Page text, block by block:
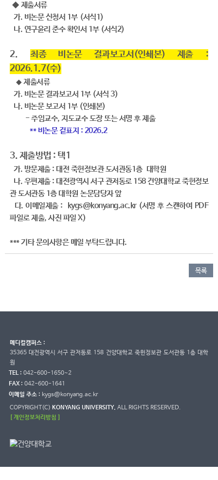
◆ 제출서류
가. 비논문 신청서 1부 (서식1)
나. 연구윤리 준수 확인서 1부 (서식2)
2. 최종 비논문 결과보고서(인쇄본) 제출 :
2026.1.7(수)
◆ 제출서류
가. 비논문 결과보고서 1부 (서식 3)
나. 비논문 보고서 1부 (인쇄본)
- 주임교수, 지도교수 도장 또는 서명 후 제출
** 비논문 겉표지 : 2026.2
3. 제출방법 : 택1
가. 방문제출 : 대전 죽헌정보관 도서관동1층 대학원
나. 우편제출 : 대전광역시 서구 관저동로 158 건양대학교 죽헌정보
관 도서관동 1층 대학원 논문담당자 앞
다. 이메일제출 : kygs@konyang.ac.kr (서명 후 스캔하여 PDF
파일로 제출, 사진 파일 X)
*** 기타 문의사항은 메일 부탁드립니다.
목록
메디컬캠퍼스 :
35365 대전광역시 서구 관저동로 158 건양대학교 죽헌정보관 도서관동 1층 대학
원
TEL : 042-600-1650~2
FAX : 042-600-1641
이메일 주소 : kygs@konyang.ac.kr
COPYRIGHT(C) KONYANG UNIVERSITY. ALL RIGHTS RESERVED.
[ 개인정보처리방침 ]